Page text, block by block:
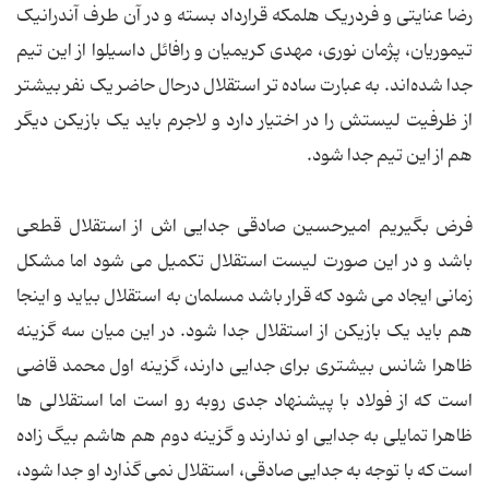
رضا عنایتی و فردریک هلمکه قرارداد بسته و در آن طرف آندرانیک
تیموریان، پژمان نوری، مهدی کریمیان و رافائل داسیلوا از این تیم
جدا شده‌اند. به عبارت ساده تر استقلال درحال حاضر یک نفر بیشتر
از ظرفیت لیستش را در اختیار دارد و لاجرم باید یک بازیکن دیگر
هم از این تیم جدا شود.
فرض بگیریم امیرحسین صادقی جدایی اش از استقلال قطعی
باشد و در این صورت لیست استقلال تکمیل می شود اما مشکل
زمانی ایجاد می شود که قرار باشد مسلمان به استقلال بیاید و اینجا
هم باید یک بازیکن از استقلال جدا شود. در این میان سه گزینه
ظاهرا شانس بیشتری برای جدایی دارند، گزینه اول محمد قاضی
است که از فولاد با پیشنهاد جدی روبه رو است اما استقلالی ها
ظاهرا تمایلی به جدایی او ندارند و گزینه دوم هم هاشم بیگ زاده
است که با توجه به جدایی صادقی، استقلال نمی گذارد او جدا شود،